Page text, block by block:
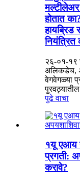
होतात
हायब्रिड
२६-०१-१९
अलिकडेच,
वेगवेगळ्या
पुढे वाचा
१यू एआय
प्रगती:
करावे?